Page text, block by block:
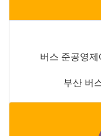
버스 준공영
부산 버